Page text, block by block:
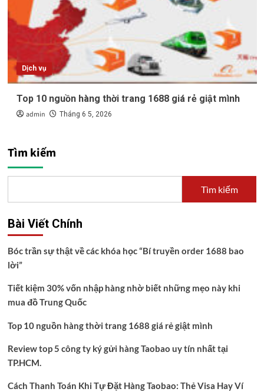
Dịch vụ
Top 10 nguồn hàng thời trang 1688 giá rẻ giật mình
admin Tháng 6 5, 2026
Tìm kiếm
Tìm kiếm
Bài Viết Chính
Bóc trần sự thật về các khóa học “Bí truyền order 1688 bao
lời”
Tiết kiệm 30% vốn nhập hàng nhờ biết những mẹo này khi
mua đồ Trung Quốc
Top 10 nguồn hàng thời trang 1688 giá rẻ giật mình
Review top 5 công ty ký gửi hàng Taobao uy tín nhất tại
TP.HCM.
Cách Thanh Toán Khi Tự Đặt Hàng Taobao: Thẻ Visa Hay Ví